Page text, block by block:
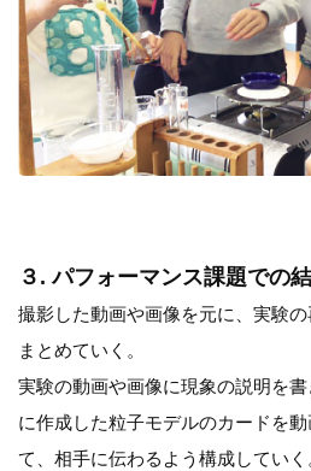
３. パフォーマンス課題での
撮影した動画や画像を元に、実験
まとめていく。
実験の動画や画像に現象の説明を
に作成した粒子モデルのカードを
て、相手に伝わるよう構成してい